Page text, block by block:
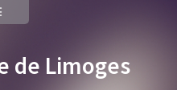
de Limoges